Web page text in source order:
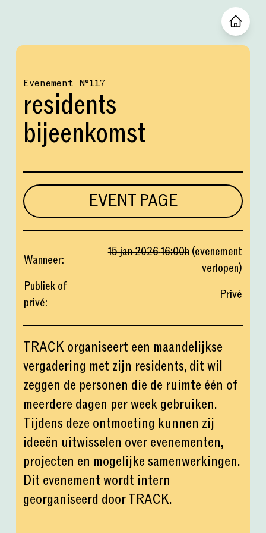
Evenement№117
residents
bijeenkomst
EVENT PAGE
Wanneer:
15 jan 202616:00h(evenement
verlopen)
Publiek of
privé:
Privé
TRACK organiseert een maandelijkse
vergadering met zijn residents, dit wil
zeggen de personen die de ruimte één of
meerdere dagen per week gebruiken.
Tijdens deze ontmoeting kunnen zij
ideeën uitwisselen over evenementen,
projecten en mogelijke samenwerkingen.
Dit evenement wordt intern
georganiseerd door TRACK.